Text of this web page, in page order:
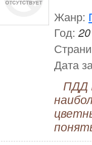
Жанр:
Год:
Дата
ПДД